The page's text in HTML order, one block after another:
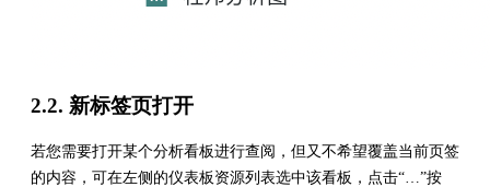
2.2. 新标签页打开
若您需要打开某个分析看板进行查阅，但又不希望覆盖当前页签
的内容，可在左侧的仪表板资源列表选中该看板，点击“…”按